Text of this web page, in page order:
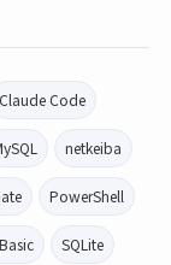
Claude Code
netkeiba
PowerShell
SQLite